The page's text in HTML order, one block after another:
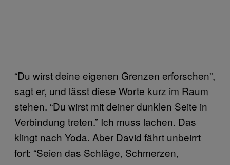
“Du wirst deine eigenen Grenzen erforschen”,
sagt er, und lässt diese Worte kurz im Raum
stehen. “Du wirst mit deiner dunklen Seite in
Verbindung treten.” Ich muss lachen. Das
klingt nach Yoda. Aber David fährt unbeirrt
fort: “Seien das Schläge, Schmerzen,